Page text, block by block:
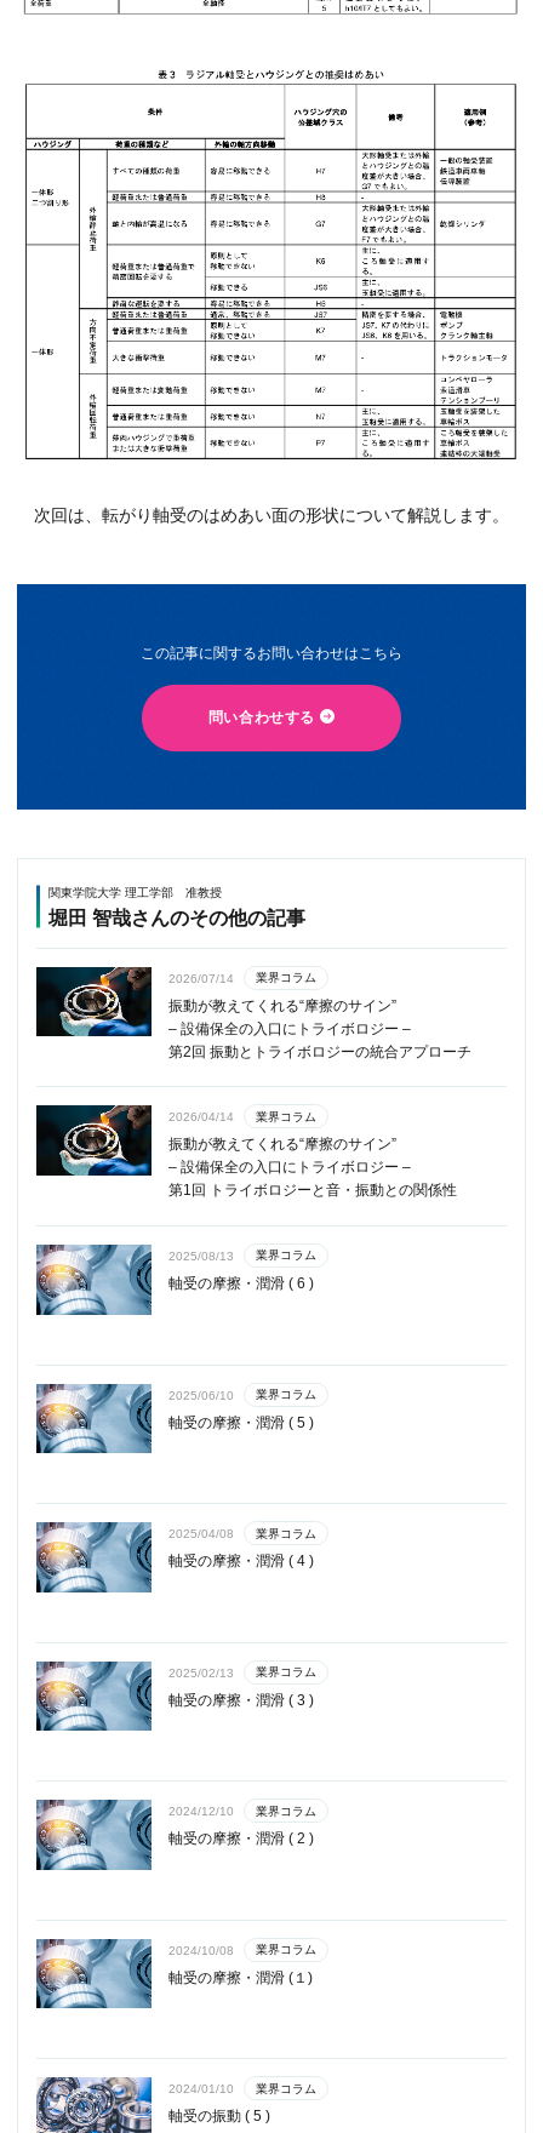
次回は、転がり軸受のはめあい面の形状について解説します。
この記事に関するお問い合わせはこちら
問い合わせする
関東学院大学 理工学部 准教授
堀田 智哉さんのその他の記事
2026/07/14 業界コラム
振動が教えてくれる“摩擦のサイン”
– 設備保全の入口にトライボロジー –
第2回 振動とトライボロジーの統合アプローチ
2026/04/14 業界コラム
振動が教えてくれる“摩擦のサイン”
– 設備保全の入口にトライボロジー –
第1回 トライボロジーと音・振動との関係性
2025/08/13 業界コラム
軸受の摩擦・潤滑 ( 6 )
2025/06/10 業界コラム
軸受の摩擦・潤滑 ( 5 )
2025/04/08 業界コラム
軸受の摩擦・潤滑 ( 4 )
2025/02/13 業界コラム
軸受の摩擦・潤滑 ( 3 )
2024/12/10 業界コラム
軸受の摩擦・潤滑 ( 2 )
2024/10/08 業界コラム
軸受の摩擦・潤滑 (１)
2024/01/10 業界コラム
軸受の振動 ( 5 )